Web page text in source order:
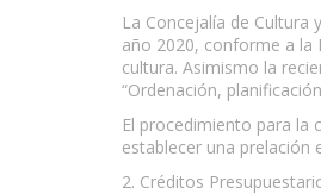
La Concejalía de Cultura
año 2020, conforme a la
cultura. Asimismo la
“Ordenación,
El procedimiento para la
establecer una prelación
2. Créditos